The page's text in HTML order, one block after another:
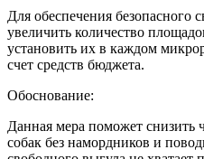
Для обеспечения безопасного
увеличить количество
установить их в каждом
счет средств бюджета.
Обоснование:
Данная мера поможет
собак без намордников и